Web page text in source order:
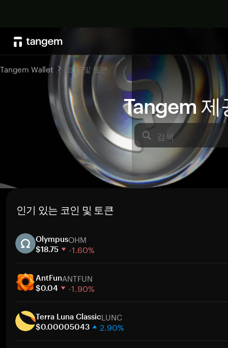
Tangem 제
검색
Tangem Wallet 코인 및 토큰
인기 있는 코인 및 토큰
OlympusOHM
$18.75 -1.60%
30일
시가총액
AntFunANTFUN
$0.04 -1.90%
30일
시가총액
Terra Luna ClassicLUNC
$0.00005043 2.90%